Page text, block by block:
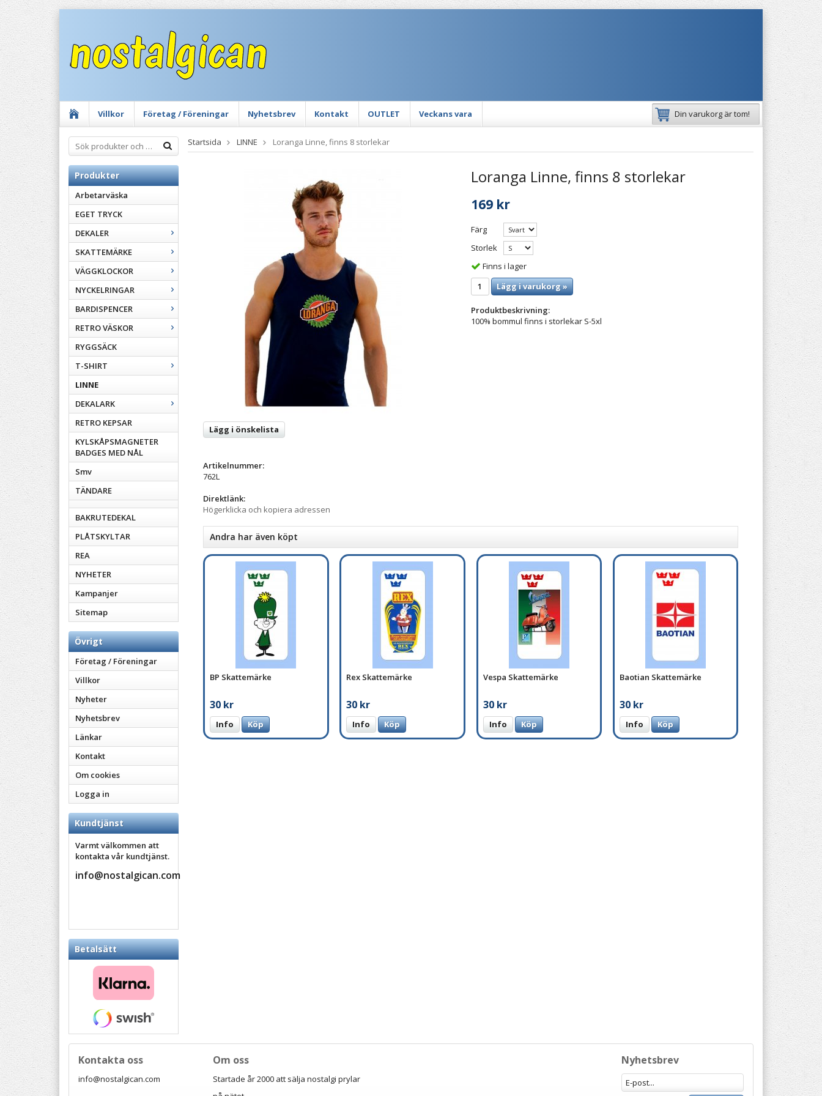
Villkor Företag / Föreningar Nyhetsbrev Kontakt OUTLET Veckans vara Din varukorg är tom!
Produkter
Arbetarväska
EGET TRYCK
DEKALER
SKATTEMÄRKE
VÄGGKLOCKOR
NYCKELRINGAR
BARDISPENCER
RETRO VÄSKOR
RYGGSÄCK
T-SHIRT
LINNE
DEKALARK
RETRO KEPSAR
KYLSKÅPSMAGNETER
BADGES MED NÅL
Smv
TÄNDARE
BAKRUTEDEKAL
PLÅTSKYLTAR
REA
NYHETER
Kampanjer
Sitemap
Övrigt
Företag / Föreningar
Villkor
Nyheter
Nyhetsbrev
Länkar
Kontakt
Om cookies
Logga in
Kundtjänst
Varmt välkommen att
kontakta vår kundtjänst.
info@nostalgican.com
Betalsätt
Startsida LINNE Loranga Linne, finns 8 storlekar
Loranga Linne, finns 8 storlekar
169 kr
Färg
Storlek
Finns i lager
Lägg i varukorg »
Produktbeskrivning:
100% bommul finns i storlekar S-5xl
Lägg i önskelista
Artikelnummer:
762L
Direktlänk:
Högerklicka och kopiera adressen
Andra har även köpt
BP Skattemärke
30 kr
Info Köp
Rex Skattemärke
30 kr
Info Köp
Vespa Skattemärke
30 kr
Info Köp
Baotian Skattemärke
30 kr
Info Köp
Kontakta oss
info@nostalgican.com
Nyhetsbrev
Om oss
Startade år 2000 att sälja nostalgi prylar